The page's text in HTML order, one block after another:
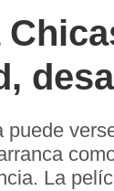
puede
La